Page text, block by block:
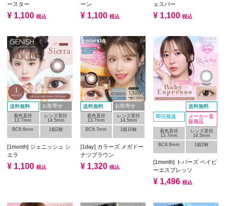
ースター
¥ 1,100 税込
ーン
¥ 1,100 税込
ェスパー
¥ 1,100 税込
送料無料 お取寄せ
着色直径
13.7mm
レンズ直径
14.5mm
BC8.6mm
1箱2枚
[1month] ジェニッシュ シ
エラ
¥ 1,100 税込
送料無料 お取寄せ
着色直径
13.7mm
レンズ直径
14.5mm
BC8.7mm
1箱10枚
[1day] カラーズ メガドー
ナツブラウン
¥ 1,320 税込
送料無料
即日発送
メーカー直
販商品
着色直径
13.7mm
レンズ直径
14.5mm
BC8.6mm
1箱2枚
[1month] トパーズ ベイビ
ーエスプレッソ
¥ 1,496 税込